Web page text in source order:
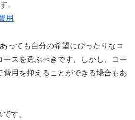
。
用
っても自分の希望にぴったりなコ
ースを選ぶべきです。しかし、コー
費用を抑えることができる場合もあ
す。